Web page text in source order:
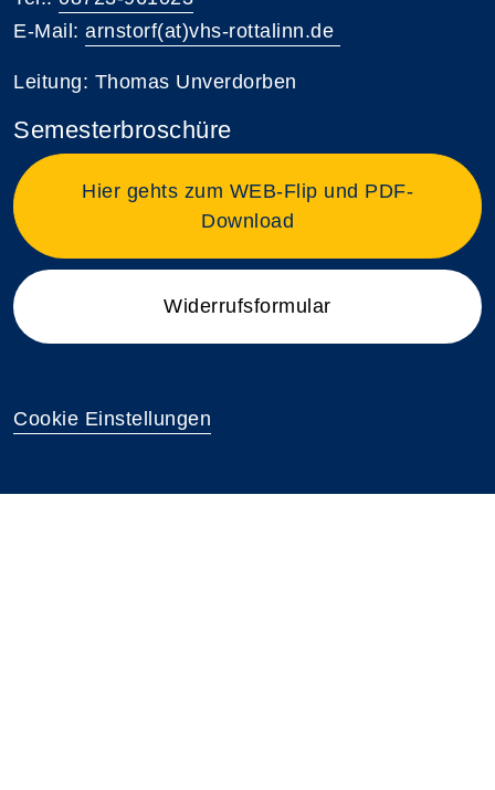
E-Mail: arnstorf(at)vhs-rottalinn.de
Leitung: Thomas Unverdorben
Semesterbroschüre
Hier gehts zum WEB-Flip und PDF-
Download
Widerrufsformular
Cookie Einstellungen